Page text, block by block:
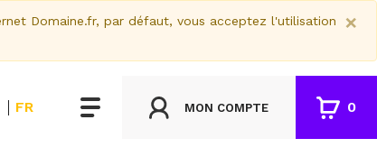
Domaine.fr, par défaut, vous acceptez l'utilisation
×
FR MON COMPTE 0